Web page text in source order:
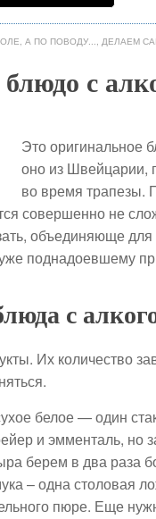
, А ПО ПОВОДУ..., ДЕЛАЕМ
с
Это оригинальное
оно из Швейцарии,
во время трапезы.
совершенно не
объединяюще для
уже поднадоевшему
с
Их количество
белое — один
и эмменталь,
берем в два раза
– одна столовая
пюре. Еще